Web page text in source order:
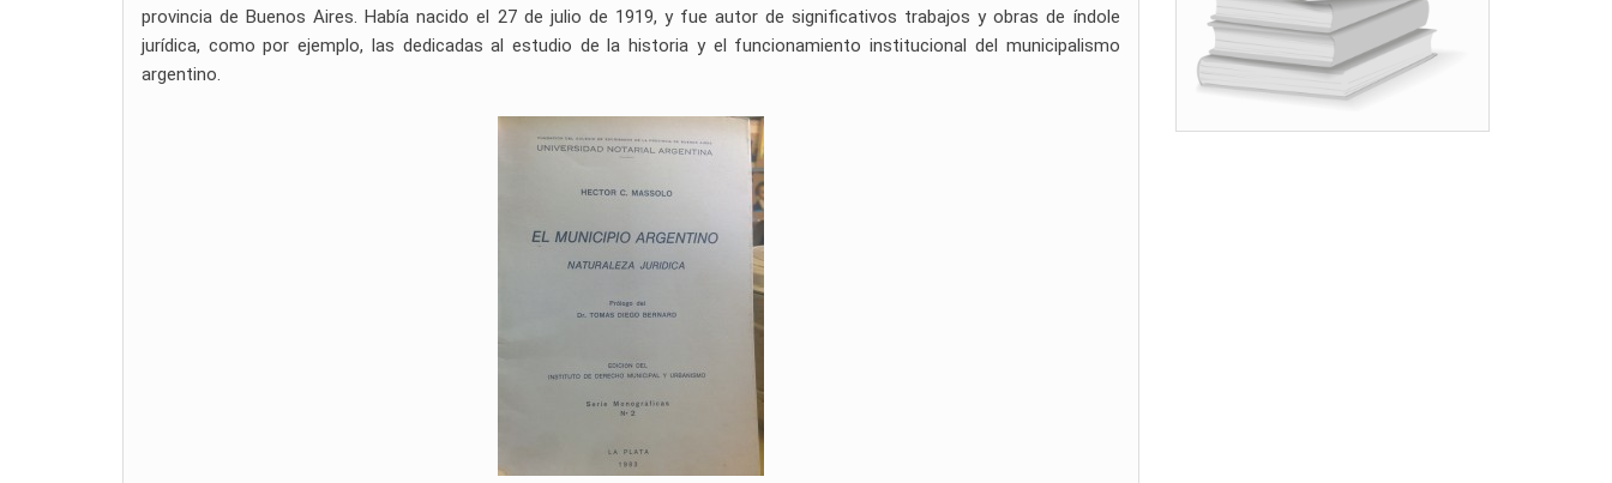
provincia de Buenos Aires. Había nacido el 27 de julio de 1919, y fue autor de significativos trabajos y obras de índole
jurídica, como por ejemplo, las dedicadas al estudio de la historia y el funcionamiento institucional del municipalismo
argentino.